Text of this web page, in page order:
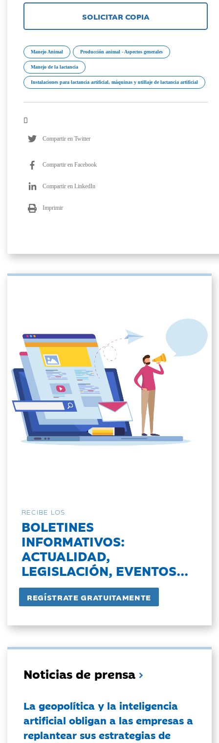
SOLICITAR COPIA
Manejo Animal Producción animal - Aspectos generales
Manejo de la lactancia
Instalaciones para lactancia artificial, máquinas y utillaje de lactancia artificial
Compartir en Twitter
Compartir en Facebook
Compartir en LinkedIn
Imprimir
RECIBE LOS
BOLETINES
INFORMATIVOS:
ACTUALIDAD,
LEGISLACIÓN, EVENTOS...
Noticias de prensa
La geopolítica y la inteligencia
artificial obligan a las empresas a
replantear sus estrategias de